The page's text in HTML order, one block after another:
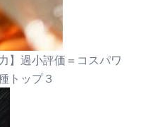
】過小評価＝コスパワ
トップ３